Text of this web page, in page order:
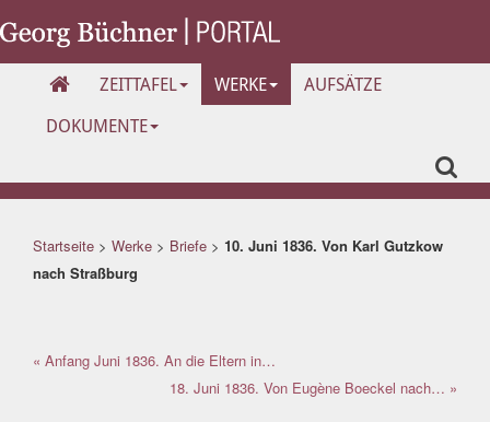
ZEITTAFEL WERKE
AUFSÄTZE
DOKUMENTE
Startseite > Werke > Briefe > 10. Juni 1836. Von Karl Gutzkow
nach Straßburg
« Anfang Juni 1836. An die Eltern in…
18. Juni 1836. Von Eugène Boeckel nach… »